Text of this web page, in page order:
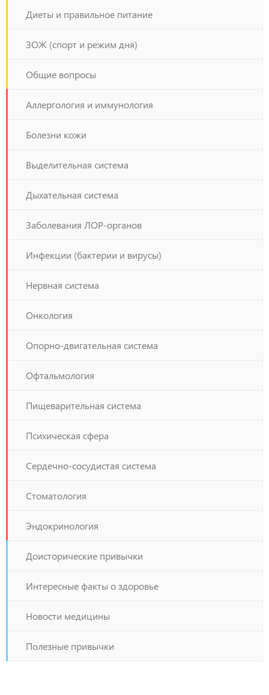
Диеты и правильное питание
ЗОЖ (спорт и режим дня)
Общие вопросы
Аллергология и иммунология
Болезни кожи
Выделительная система
Дыхательная система
Заболевания ЛОР-органов
Инфекции (бактерии и вирусы)
Нервная система
Онкология
Опорно-двигательная система
Офтальмология
Пищеварительная система
Психическая сфера
Сердечно-сосудистая система
Стоматология
Эндокринология
Доисторические привычки
Интересные факты о здоровье
Новости медицины
Полезные привычки